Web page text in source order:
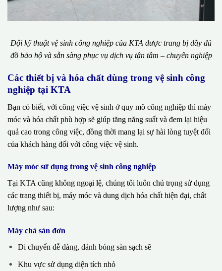
Đội kỹ thuật vệ sinh công nghiệp của KTA được trang bị đầy đủ
đồ bảo hộ và sẵn sàng phục vụ dịch vụ tận tâm – chuyên nghiệp
Các thiết bị và hóa chất dùng trong vệ sinh công
nghiệp tại KTA
Bạn có biết, với công việc vệ sinh ở quy mô công nghiệp thì máy
móc và hóa chất phù hợp sẽ giúp tăng năng suất và đem lại hiệu
quả cao trong công việc, đồng thời mang lại sự hài lòng tuyệt đối
của khách hàng đối với công việc vệ sinh.
Máy móc sử dụng trong vệ sinh công nghiệp
Tại KTA cũng không ngoại lệ, chúng tôi luôn chú trọng sử dụng
các trang thiết bị, máy móc và dung dịch hóa chất hiện đại, chất
lượng như sau:
Máy chà sàn đơn
Di chuyển dễ dàng, đánh bóng sàn sạch sẽ
Khu vực sử dụng diện tích nhỏ